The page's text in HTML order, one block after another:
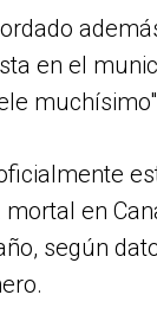
en el
en
según